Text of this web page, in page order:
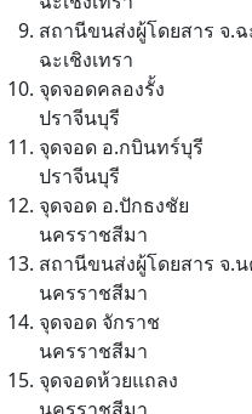
สถานีขนส่งผู้โดยสาร จ.ฉ
ฉะเชิงเทรา
จุดจอดคลองรั้ง
ปราจีนบุรี
จุดจอด อ.กบินทร์บุรี
ปราจีนบุรี
จุดจอด อ.ปักธงชัย
นครราชสีมา
สถานีขนส่งผู้โดยสาร จ.
นครราชสีมา
จุดจอด จักราช
นครราชสีมา
จุดจอดห้วยแถลง